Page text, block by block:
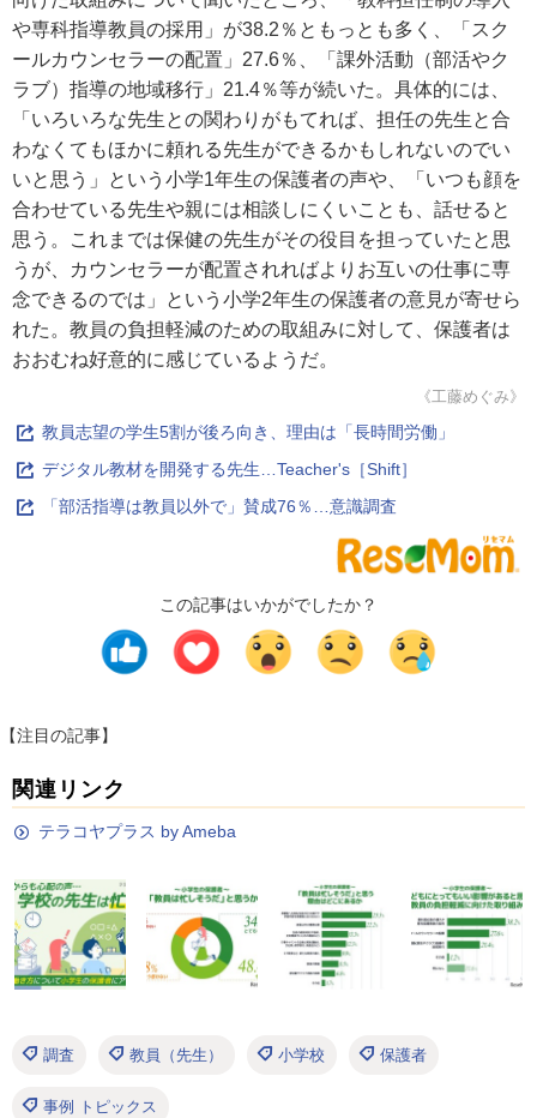
や専科指導教員の採用」が38.2％ともっとも多く、「スク
ールカウンセラーの配置」27.6％、「課外活動（部活やク
ラブ）指導の地域移行」21.4％等が続いた。具体的には、
「いろいろな先生との関わりがもてれば、担任の先生と合
わなくてもほかに頼れる先生ができるかもしれないのでい
いと思う」という小学1年生の保護者の声や、「いつも顔を
合わせている先生や親には相談しにくいことも、話せると
思う。これまでは保健の先生がその役目を担っていたと思
うが、カウンセラーが配置されればよりお互いの仕事に専
念できるのでは」という小学2年生の保護者の意見が寄せら
れた。教員の負担軽減のための取組みに対して、保護者は
おおむね好意的に感じているようだ。
《工藤めぐみ》
教員志望の学生5割が後ろ向き、理由は「長時間労働」
デジタル教材を開発する先生…Teacher's［Shift］
「部活指導は教員以外で」賛成76％…意識調査
この記事はいかがでしたか？
【注目の記事】
関連リンク
テラコヤプラス by Ameba
調査 教員（先生） 小学校 保護者
事例 トピックス